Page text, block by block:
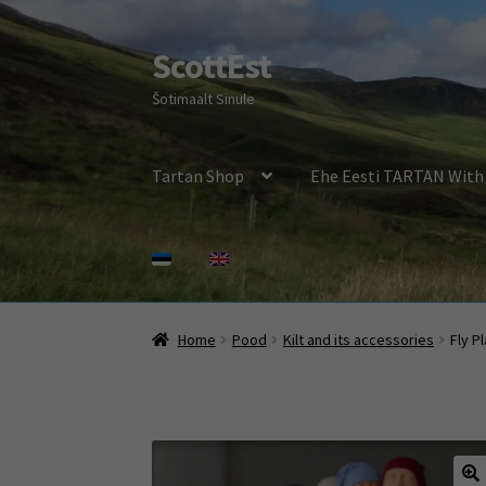
Skip
to
navigation
Skip
to
content
ScottEst
Šotimaalt Sinule
Tartan Shop Ehe Eesti TARTAN
Home Pood Kilt and its accessories Fly